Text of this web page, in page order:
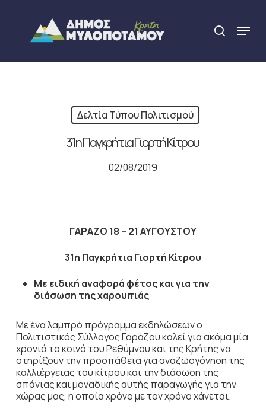
content
search
Menu
Δελτία Τύπου Πολιτισμού
31η Παγκρήτια Γιορτή Κίτρου
02/08/2019
ΓΑΡΑΖΟ 18 – 21 ΑΥΓΟΥΣΤΟΥ
31η Παγκρήτια Γιορτή Κίτρου
Με ειδική αναφορά φέτος και για την
διάσωση της χαρουπιάς
Με ένα λαμπρό πρόγραμμα εκδηλώσεων ο
Πολιτιστικός Σύλλογος Γαράζου καλεί για ακόμα μία
χρονιά το κοινό του Ρεθύμνου και της Κρήτης να
στηρίξουν την προσπάθεια για αναζωογόνηση της
καλλιέργειας του κίτρου και την διάσωση της
σπάνιας και μοναδικής αυτής παραγωγής για την
χώρας μας, η οποία χρόνο με τον χρόνο χάνεται.
Close